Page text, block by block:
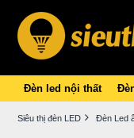
Đèn led nội thất
Siêu thị đèn LED Đèn Led